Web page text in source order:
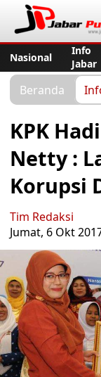
Nasional
Info
Jabar
Beranda
KPK
Netty :
Korupsi
Tim Redaksi
Jumat, 6 Okt